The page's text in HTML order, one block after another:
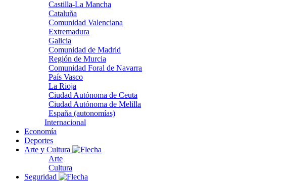
Castilla-La Mancha
Cataluña
Comunidad Valenciana
Extremadura
Galicia
Comunidad de Madrid
Región de Murcia
Comunidad Foral de Navarra
País Vasco
La Rioja
Ciudad Autónoma de Ceuta
Ciudad Autónoma de Melilla
España (autonomías)
Internacional
Economía
Deportes
Arte y Cultura
Arte
Cultura
Seguridad